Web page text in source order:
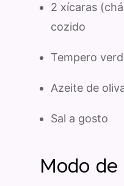
2 xícaras
cozido
Tempero
Azeite de
Sal a gosto
Modo